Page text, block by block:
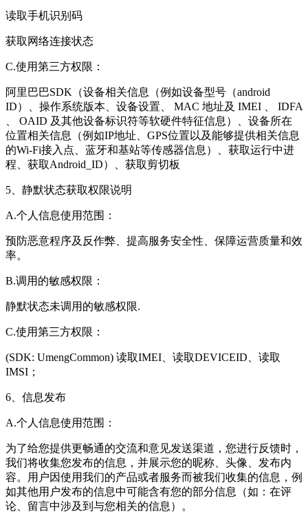
读取手机识别码
获取网络连接状态
C.使用第三方权限：
阿里巴巴SDK（设备相关信息（例如设备型号（android
ID）、操作系统版本、设备设置、 MAC 地址及 IMEI 、 IDFA
、 OAID 及其他设备标识符等软硬件特征信息）、设备所在
位置相关信息（例如IP地址、GPS位置以及能够提供相关信息
的Wi-Fi接入点、蓝牙和基站等传感器信息）、获取运行中进
程、获取Android_ID）、获取剪切板
5、静默状态获取权限说明
A.个人信息使用范围：
预防恶意程序及反作弊、提高服务安全性、保障运营质量和效
率。
B.调用的敏感权限：
静默状态未调用的敏感权限.
C.使用第三方权限：
(SDK: UmengCommon) 读取IMEI、读取DEVICEID、读取
IMSI；
6、信息发布
A.个人信息使用范围：
为了给您提供更畅通的交流和意见发送渠道，您进行反馈时，
我们将收集您发布的信息，并展示您的昵称、头像、发布内
容。用户因使用我们的产品或者服务而被我们收集的信息，例
如其他用户发布的信息中可能含有您的部分信息（如：在评
论、留言中涉及到与您相关的信息）。